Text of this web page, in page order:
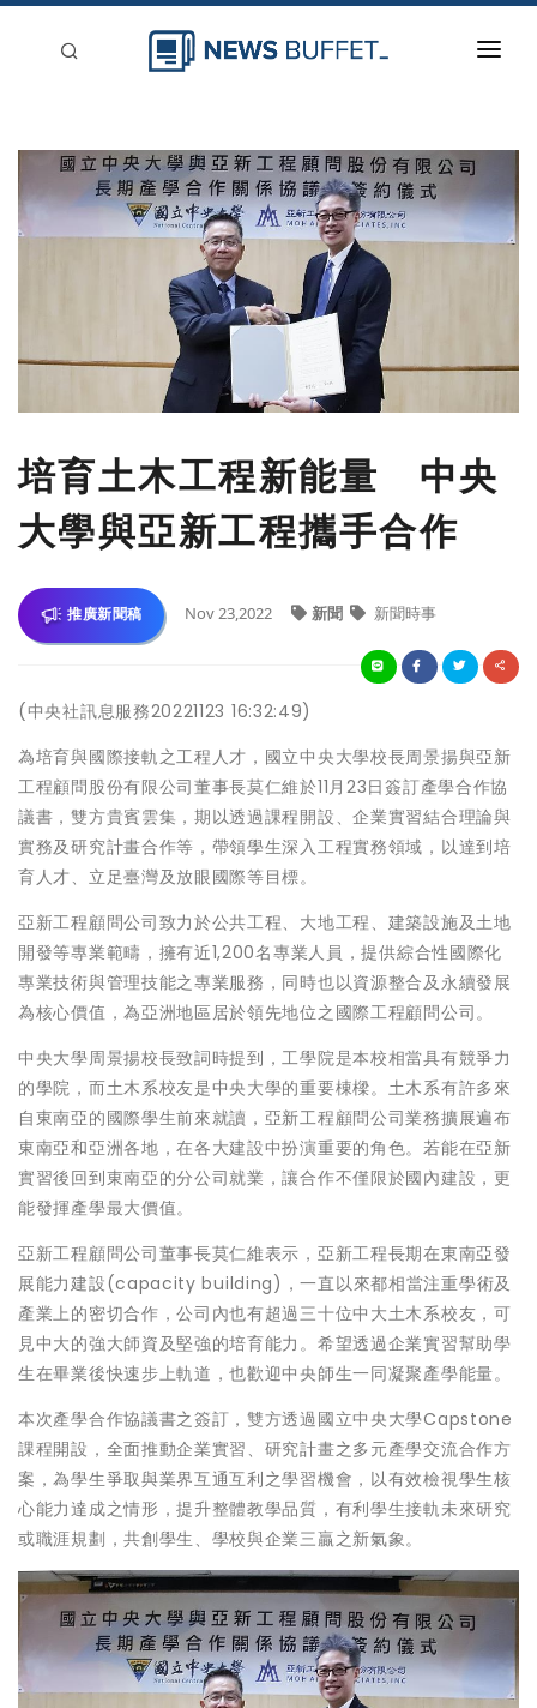
新聞稿分類
登入
培育土木工程新能量 中央
大學與亞新工程攜手合作
推廣新聞稿 Nov 23,2022 新聞 新聞時事
(中央社訊息服務20221123 16:32:49)
為培育與國際接軌之工程人才，國立中央大學校長周景揚與亞新
工程顧問股份有限公司董事長莫仁維於11月23日簽訂產學合作協
議書，雙方貴賓雲集，期以透過課程開設、企業實習結合理論與
實務及研究計畫合作等，帶領學生深入工程實務領域，以達到培
育人才、立足臺灣及放眼國際等目標。
亞新工程顧問公司致力於公共工程、大地工程、建築設施及土地
開發等專業範疇，擁有近1,200名專業人員，提供綜合性國際化
專業技術與管理技能之專業服務，同時也以資源整合及永續發展
為核心價值，為亞洲地區居於領先地位之國際工程顧問公司。
中央大學周景揚校長致詞時提到，工學院是本校相當具有競爭力
的學院，而土木系校友是中央大學的重要棟樑。土木系有許多來
自東南亞的國際學生前來就讀，亞新工程顧問公司業務擴展遍布
東南亞和亞洲各地，在各大建設中扮演重要的角色。若能在亞新
實習後回到東南亞的分公司就業，讓合作不僅限於國內建設，更
能發揮產學最大價值。
亞新工程顧問公司董事長莫仁維表示，亞新工程長期在東南亞發
展能力建設(capacity building)，一直以來都相當注重學術及
產業上的密切合作，公司內也有超過三十位中大土木系校友，可
見中大的強大師資及堅強的培育能力。希望透過企業實習幫助學
生在畢業後快速步上軌道，也歡迎中央師生一同凝聚產學能量。
本次產學合作協議書之簽訂，雙方透過國立中央大學Capstone
課程開設，全面推動企業實習、研究計畫之多元產學交流合作方
案，為學生爭取與業界互通互利之學習機會，以有效檢視學生核
心能力達成之情形，提升整體教學品質，有利學生接軌未來研究
或職涯規劃，共創學生、學校與企業三贏之新氣象。